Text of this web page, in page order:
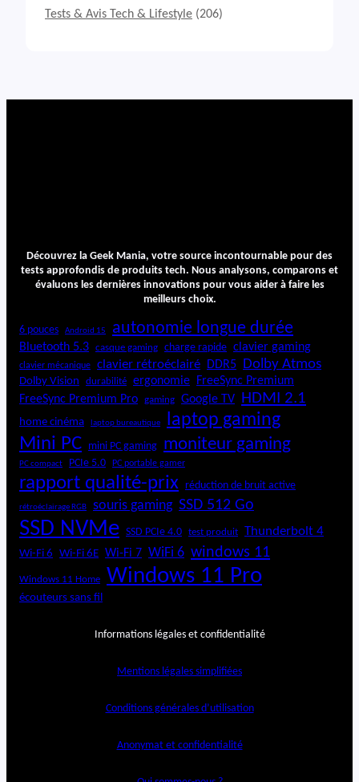
E
T
Tests & Avis Tech & Lifestyle (206)
Découvrez la Geek Mania, votre source incontournable pour des
tests approfondis de produits tech. Nous analysons, comparons et
évaluons les dernières innovations pour vous aider à faire les
meilleurs choix.
6 pouces Android 15 autonomie longue durée
Bluetooth 5.3 casque gaming charge rapide clavier gaming
clavier mécanique clavier rétroéclairé DDR5 Dolby Atmos
Dolby Vision durabilité ergonomie
FreeSync Premium
FreeSync Premium Pro
gaming Google TV HDMI 2.1
home cinéma laptop bureautique laptop gaming
Mini PC mini PC gaming moniteur gaming
PC compact PCIe 5.0 PC portable gamer
rapport qualité-prix réduction de bruit active
rétroéclairage RGB souris gaming SSD 512 Go
SSD NVMe SSD PCIe 4.0 test produit Thunderbolt 4
Wi-Fi 6 Wi-Fi 6E Wi-Fi 7 WiFi 6 windows 11
Windows 11 Home Windows 11 Pro
écouteurs sans fil
Informations légales et confidentialité
Mentions légales simplifiées
Conditions générales d’utilisation
Anonymat et confidentialité